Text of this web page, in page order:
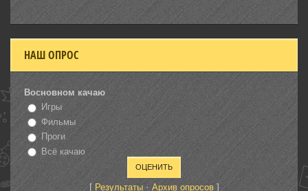
НАШ ОПРОС
Восновном качаю
Игры
Фильмы
Проги
Всё качаю
[ Результаты· Архив опросов]